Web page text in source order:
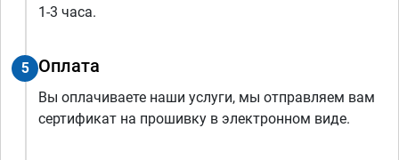
1-3 часа.
5 Оплата
Вы оплачиваете наши услуги, мы отправляем вам
сертификат на прошивку в электронном виде.